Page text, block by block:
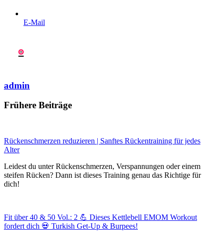
E-Mail
admin
Frühere Beiträge
Rückenschmerzen reduzieren | Sanftes Rückentraining für jedes
Alter
Leidest du unter Rückenschmerzen, Verspannungen oder einem
steifen Rücken? Dann ist dieses Training genau das Richtige für
dich!
Fit über 40 & 50 Vol.: 2 💪 Dieses Kettlebell EMOM Workout
fordert dich 💀 Turkish Get-Up & Burpees!